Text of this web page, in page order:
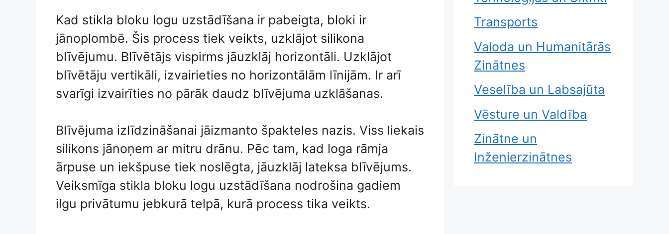
Kad stikla bloku logu uzstādīšana ir pabeigta, bloki ir
jānoplombē. Šis process tiek veikts, uzklājot silikona
blīvējumu. Blīvētājs vispirms jāuzklāj horizontāli. Uzklājot
blīvētāju vertikāli, izvairieties no horizontālām līnijām. Ir arī
svarīgi izvairīties no pārāk daudz blīvējuma uzklāšanas.
Blīvējuma izlīdzināšanai jāizmanto špakteles nazis. Viss liekais
silikons jānoņem ar mitru drānu. Pēc tam, kad loga rāmja
ārpuse un iekšpuse tiek noslēgta, jāuzklāj lateksa blīvējums.
Veiksmīga stikla bloku logu uzstādīšana nodrošina gadiem
ilgu privātumu jebkurā telpā, kurā process tika veikts.
Transports
Valoda un Humanitārās
Zinātnes
Veselība un Labsajūta
Vēsture un Valdība
Zinātne un
Inženierzinātnes